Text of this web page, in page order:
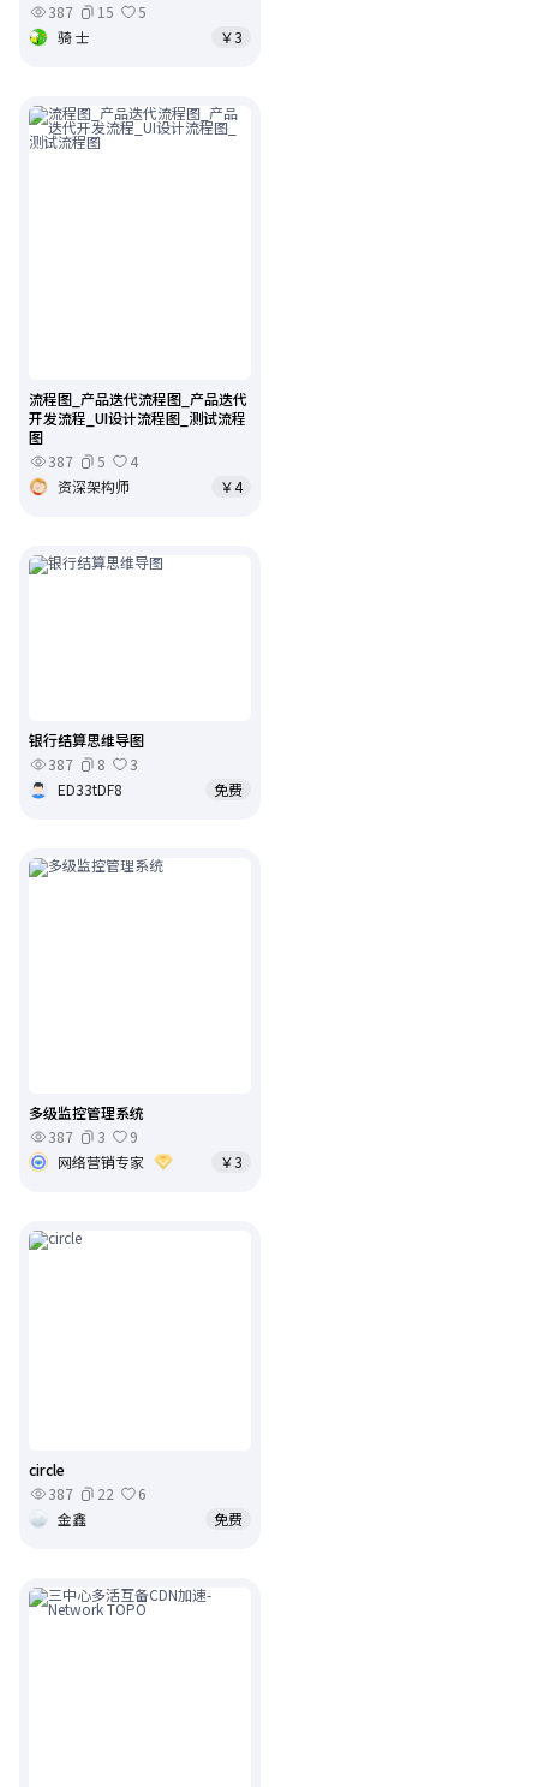
387 15
5
骑 士
￥3
流程图_产品迭代流程图_产品迭代
开发流程_UI设计流程图_测试流程
图
387
5
4
资深架构师
￥4
银行结算思维导图
387
8
3
ED33tDF8
免费
多级监控管理系统
387
3
9
网络营销专家
￥3
circle
387
22
6
金鑫
免费